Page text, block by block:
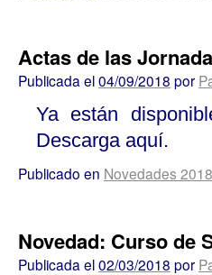
Actas de las
Publicada el04/09/2018 por
Ya están
Descarga aquí.
Publicado en Novedades 2018
Novedad: Curso de
Publicada el02/03/2018 por